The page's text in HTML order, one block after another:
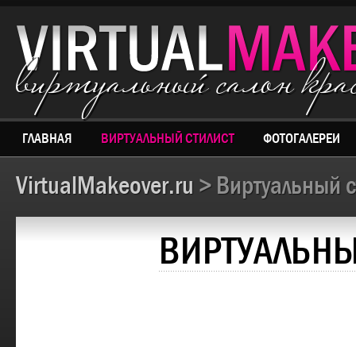
виртуальный салон
ГЛАВНАЯ ВИРТУАЛЬНЫЙ СТИЛИСТ ФОТОГАЛЕРЕИ
VirtualMakeover.ru > Виртуальный